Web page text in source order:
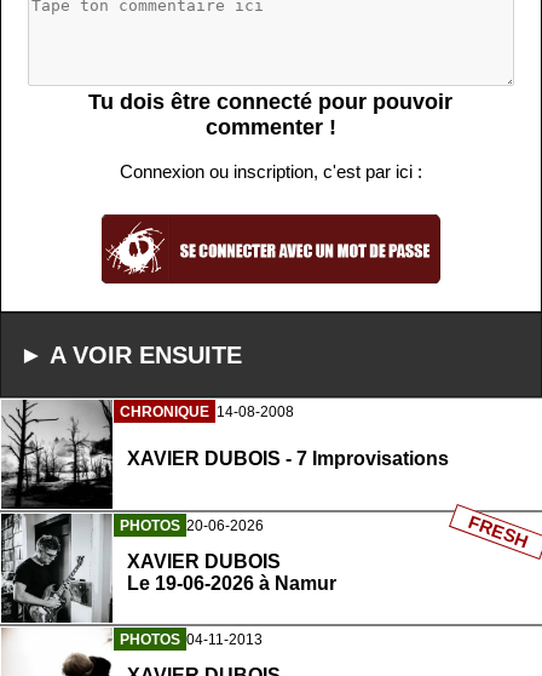
Tu dois être connecté pour pouvoir
commenter !
Connexion ou inscription, c'est par ici :
► A VOIR ENSUITE
CHRONIQUE 14-08-2008
XAVIER DUBOIS - 7 Improvisations
PHOTOS 20-06-2026
XAVIER DUBOIS
Le 19-06-2026 à Namur
FRESH
PHOTOS 04-11-2013